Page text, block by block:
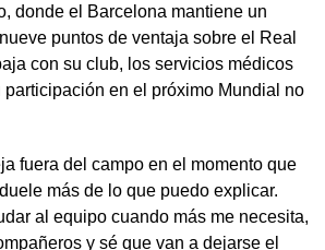
donde el Barcelona mantiene un
puntos de ventaja sobre el Real
con su club, los servicios médicos
participación en el próximo Mundial no
fuera del campo en el momento que
más de lo que puedo explicar.
al equipo cuando más me necesita,
y sé que van a dejarse el